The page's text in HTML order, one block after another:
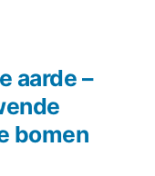
aarde –
bomen